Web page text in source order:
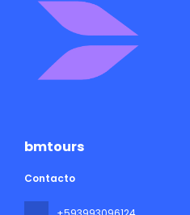
bmtours
Contacto